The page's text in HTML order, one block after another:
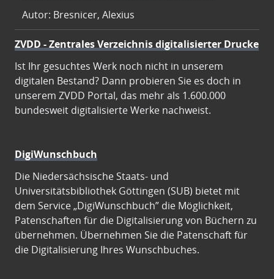
Autor: Bresnicer, Alexius
ZVDD - Zentrales Verzeichnis digitalisierter Drucke
Ist Ihr gesuchtes Werk noch nicht in unserem
digitalen Bestand? Dann probieren Sie es doch in
unserem ZVDD Portal, das mehr als 1.600.000
bundesweit digitalisierte Werke nachweist.
DigiWunschbuch
Die Niedersächsische Staats- und
Universitätsbibliothek Göttingen (SUB) bietet mit
dem Service „DigiWunschbuch” die Möglichkeit,
Patenschaften für die Digitalisierung von Büchern zu
übernehmen. Übernehmen Sie die Patenschaft für
die Digitalisierung Ihres Wunschbuches.